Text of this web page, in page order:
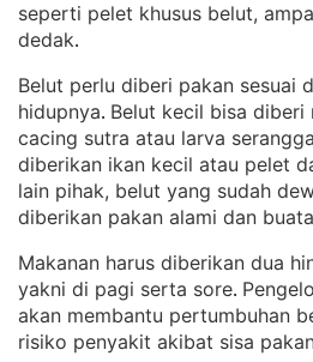
seperti pelet khusus belut,
dedak.
Belut perlu diberi pakan sesuai
hidupnya. Belut kecil bisa diberi
cacing sutra atau larva serangga
diberikan ikan kecil atau pelet
lain pihak, belut yang sudah
diberikan pakan alami dan
Makanan harus diberikan dua
yakni di pagi serta sore.
akan membantu pertumbuhan
risiko penyakit akibat sisa